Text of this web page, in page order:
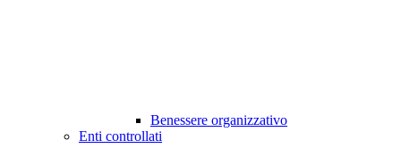
Benessere organizzativo
Enti controllati